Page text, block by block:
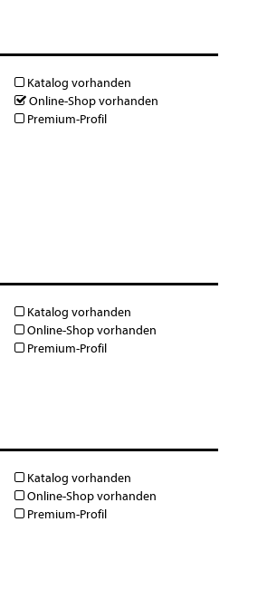
Katalog vorhanden
Online-Shop vorhanden
Premium-Profil
Katalog vorhanden
Online-Shop vorhanden
Premium-Profil
Katalog vorhanden
Online-Shop vorhanden
Premium-Profil